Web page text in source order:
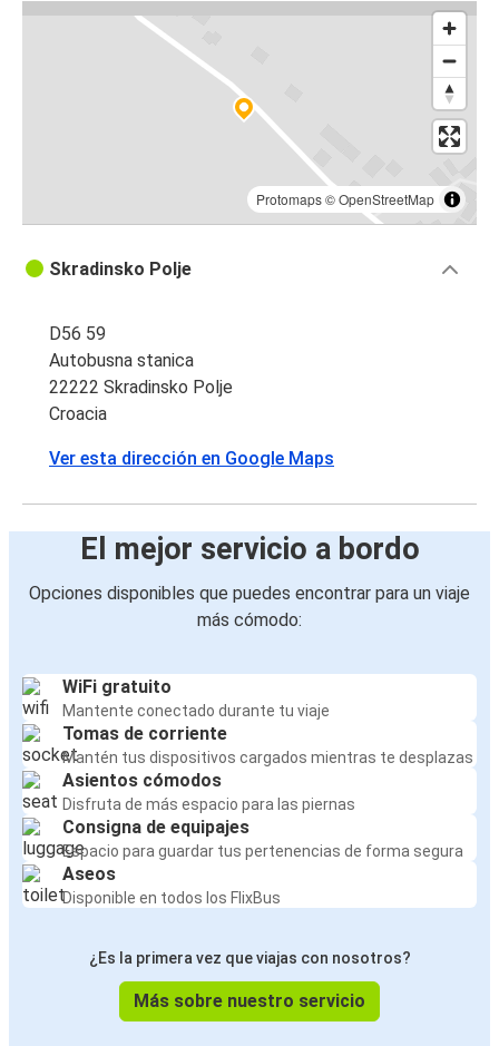
Protomaps©OpenStreetMap
Skradinsko Polje
D56 59
Autobusna stanica
22222 Skradinsko Polje
Croacia
Ver esta dirección en Google Maps
El mejor servicio a bordo
Opciones disponibles que puedes encontrar para un viaje
más cómodo:
WiFi gratuito
Mantente conectado durante tu viaje
Tomas de corriente
Mantén tus dispositivos cargados mientras te desplazas
Asientos cómodos
Disfruta de más espacio para las piernas
Consigna de equipajes
Espacio para guardar tus pertenencias de forma segura
Aseos
Disponible en todos los FlixBus
¿Es la primera vez que viajas con nosotros?
Más sobre nuestro servicio